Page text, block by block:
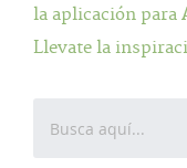
la aplicación para
Llevate la